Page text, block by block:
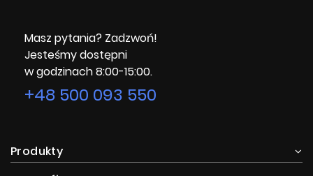
Masz pytania? Zadzwoń!
Jesteśmy dostępni
w godzinach 8:00-15:00.
+48 500 093 550
Produkty